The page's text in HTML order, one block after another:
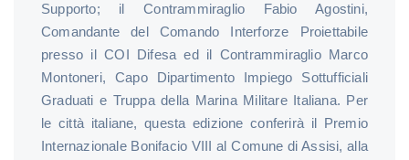
Supporto; il Contrammiraglio Fabio Agostini,
Comandante del Comando Interforze Proiettabile
presso il COI Difesa ed il Contrammiraglio Marco
Montoneri, Capo Dipartimento Impiego Sottufficiali
Graduati e Truppa della Marina Militare Italiana. Per
le città italiane, questa edizione conferirà il Premio
Internazionale Bonifacio VIII al Comune di Assisi, alla